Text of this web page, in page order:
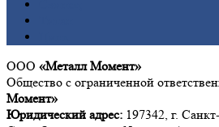
ООО «Металл Момент»
Общество с ограниченной
Момент»
Юридический адрес: 197342, г.